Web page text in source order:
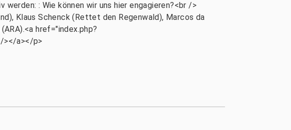
: Wie können wir uns hier engagieren?<br />
Klaus Schenck (Rettet den Regenwald), Marcos da
href="index.php?
></a></p>